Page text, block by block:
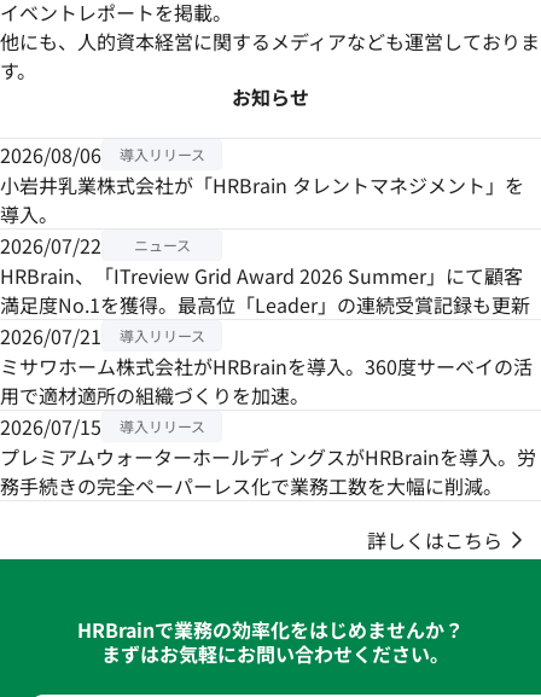
イベントレポートを掲載。
他にも、人的資本経営に関するメディアなども運営しておりま
す。
お知らせ
2026/08/06
導入リリース
小岩井乳業株式会社が「HRBrain タレントマネジメント」を
導入。
2026/07/22
ニュース
HRBrain、「ITreview Grid Award 2026 Summer」にて顧客
満足度No.1を獲得。最高位「Leader」の連続受賞記録も更新
2026/07/21
導入リリース
ミサワホーム株式会社がHRBrainを導入。360度サーベイの活
用で適材適所の組織づくりを加速。
2026/07/15
導入リリース
プレミアムウォーターホールディングスがHRBrainを導入。労
務手続きの完全ペーパーレス化で業務工数を大幅に削減。
詳しくはこちら
HRBrainで業務の効率化をはじめませんか？
まずはお気軽にお問い合わせください｡